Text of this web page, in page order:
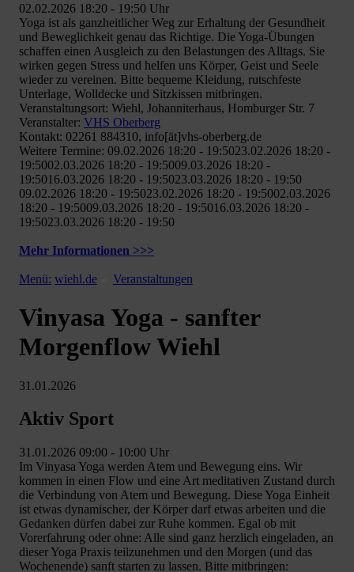
02.02.2026 18:20 - 19:50 Uhr
Yoga ist als ganzheitlicher Weg zur Erhaltung der Gesundheit
und Beweglichkeit genau das Richtige. Die Yoga-Übungen
schaffen einen Ausgleich zu den Belastungen des Alltags. Sie
wirken gegen Stress und helfen uns Körper, Geist und Seele
wieder zu vereinen. Bitte bequeme Kleidung, rutschfeste
Unterlage, Wolldecke und Sitzkissen mitbringen.
Veranstaltungsort: Wiehl, Johanniterhaus, Homburger Str. 7
Veranstalter: VHS Oberberg
Kontakt: 02261 884310, info[ät]vhs-oberberg.de
Weitere Termine: 09.02.2026 18:20 - 19:5023.02.2026 18:20 -
19:5002.03.2026 18:20 - 19:5009.03.2026 18:20 -
19:5016.03.2026 18:20 - 19:5023.03.2026 18:20 - 19:50
09.02.2026 18:20 - 19:5023.02.2026 18:20 - 19:5002.03.2026
18:20 - 19:5009.03.2026 18:20 - 19:5016.03.2026 18:20 -
19:5023.03.2026 18:20 - 19:50
Mehr Informationen >>>
Menü: wiehl.de Veranstaltungen
Vinyasa Yoga - sanfter
Morgenflow Wiehl
31.01.2026
Aktiv Sport
31.01.2026 09:00 - 10:00 Uhr
Im Vinyasa Yoga werden Atem und Bewegung eins. Wir
kommen in einen Flow und eine Art meditativen Zustand durch
die Verbindung von Atem und Bewegung. Diese Yoga Einheit
ist etwas dynamischer, der Körper darf etwas arbeiten und die
Gedanken dürfen dabei zur Ruhe kommen. Egal ob mit
Vorerfahrung oder ohne: Alle sind ganz herzlich eingeladen, an
dieser Yoga Praxis teilzunehmen und den Morgen (und das
Wochenende) sanft starten zu lassen. Bitte mitbringen: